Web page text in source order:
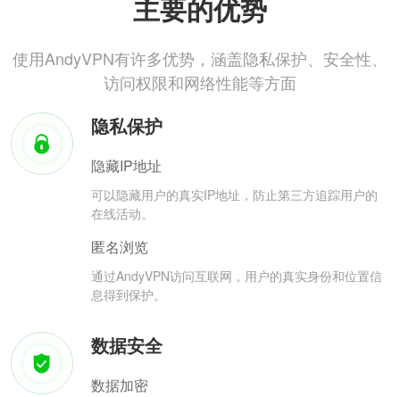
主要的优势
使用AndyVPN有许多优势，涵盖隐私保护、安全性、
访问权限和网络性能等方面
隐私保护
隐藏IP地址
可以隐藏用户的真实IP地址，防止第三方追踪用户的
在线活动。
匿名浏览
通过AndyVPN访问互联网，用户的真实身份和位置信
息得到保护。
数据安全
数据加密